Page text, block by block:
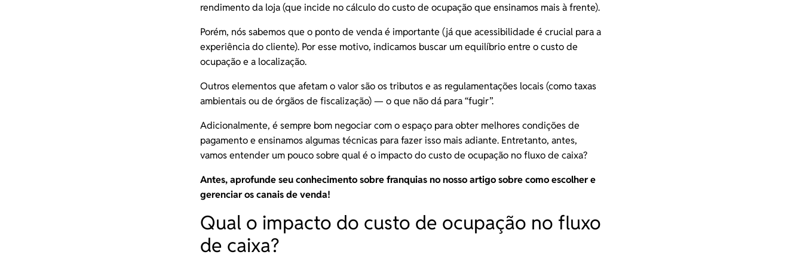
rendimento da loja (que incide no cálculo do custo de ocupação que ensinamos mais à frente).
Porém, nós sabemos que o ponto de venda é importante (já que acessibilidade é crucial para a
experiência do cliente). Por esse motivo, indicamos buscar um equilíbrio entre o custo de
ocupação e a localização.
Outros elementos que afetam o valor são os tributos e as regulamentações locais (como taxas
ambientais ou de órgãos de fiscalização) — o que não dá para “fugir”.
Adicionalmente, é sempre bom negociar com o espaço para obter melhores condições de
pagamento e ensinamos algumas técnicas para fazer isso mais adiante. Entretanto, antes,
vamos entender um pouco sobre qual é o impacto do custo de ocupação nofluxo de caixa?
Antes, aprofunde seu conhecimento sobre franquias no nosso artigo sobrecomo escolher e
gerenciar os canais de venda!
Qual o impacto do custo de ocupação no fluxo
de caixa?